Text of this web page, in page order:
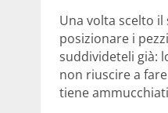
Una volta scelto
posizionare i
suddivideteli già:
non riuscire a
tiene